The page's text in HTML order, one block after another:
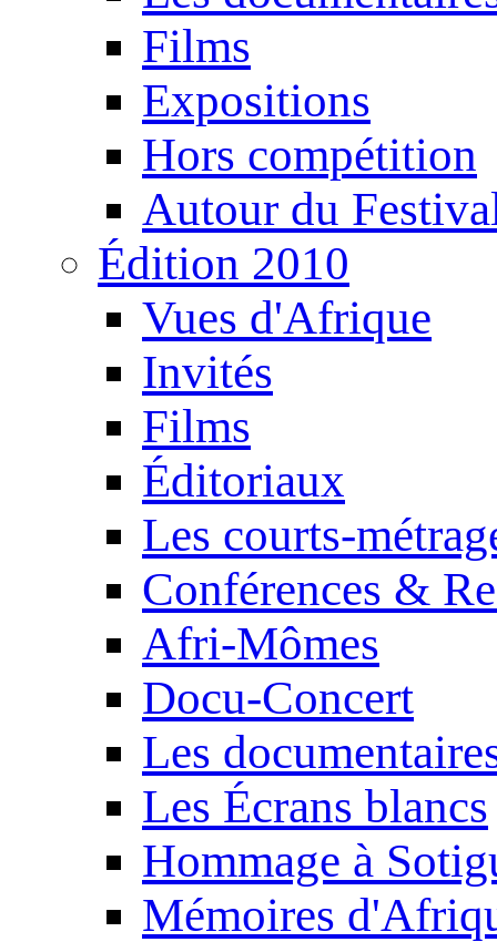
Films
Expositions
Hors compétition
Autour du
Édition 2010
Vues d'Afrique
Invités
Films
Éditoriaux
Les courts-
Conférences &
Afri-Mômes
Docu-Concert
Les
Les Écrans blancs
Hommage à
Mémoires